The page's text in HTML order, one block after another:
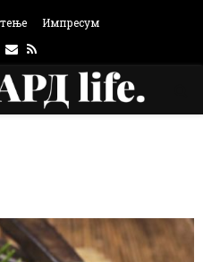
Импресум
Email
Rss